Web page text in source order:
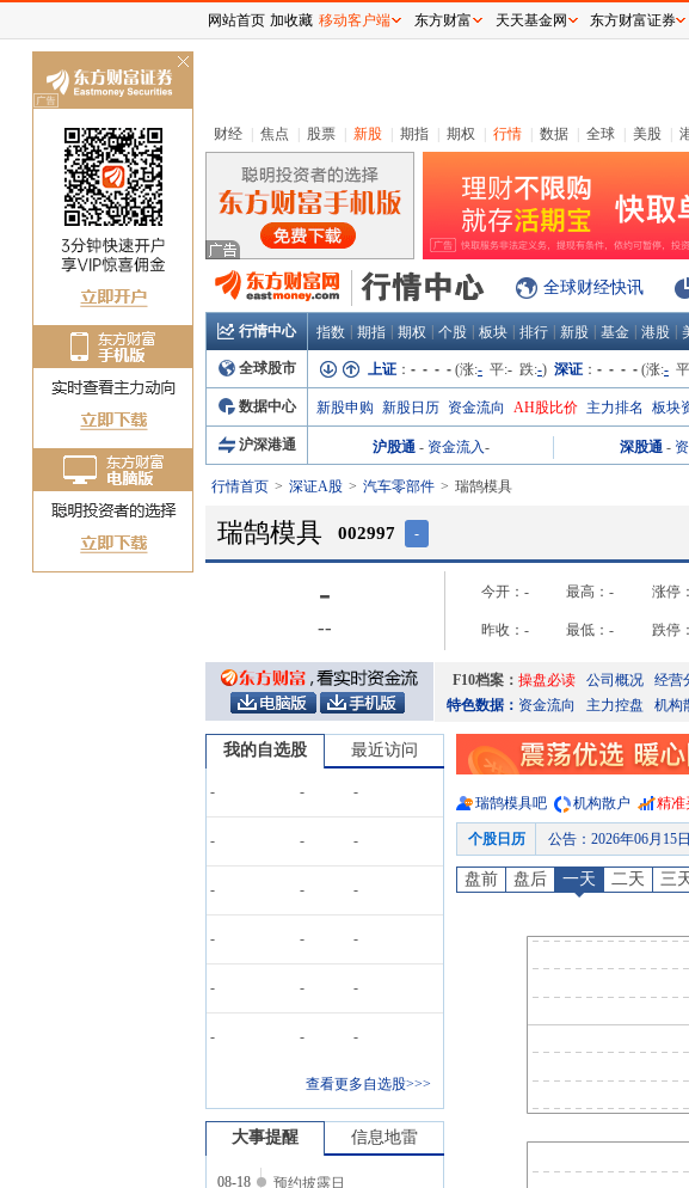
财经 焦点 股票 新股 期指 期权 行情 数据 全球 美股
全球财经快讯
行情中心 指数 期指 期权 个股 板块 排行 新股 基金 港股
全球股市 上证 ： - - - - (涨:- 平:- 跌:-) 深证 ： - - - - (涨:-
数据中心 新股申购 新股日历 资金流向 AH股比价 主力排名 板块
沪深港通 沪股通 - 资金流入- 深股通 -
行情首页 深证A股 汽车零部件 瑞鹄模具
瑞鹄模具 002997 -
-
--
今开： - 最高： - 涨停：
昨收： - 最低： - 跌停：
F10档案： 操盘必读 公司概况 经营
特色数据： 资金流向 主力控盘 机构
我的自选股 最近访问
- - -
- - -
- - -
- - -
- - -
- - -
查看更多自选股>>>
大事提醒 信息地雷
08-18
预约披露日
瑞鹄模具吧 机构散户 精准
个股日历
公告：2026年06月15
公告 ： 2026年06月09日
公告：2026年06月05日发布《瑞鹄模具:容
2026年06
分红：2026年05月29日公布2025年
预约披露日：2026年
股东户数 ：2026年08
2026年07
盘前 盘后 一天 二天 三
网站首页 加收藏 移动客户端 东方财富 天天基金网 东方财富证券